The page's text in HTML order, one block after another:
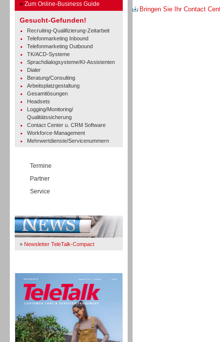
» Zum Online-Business Guide
Gesucht-Gefunden!
Recruiting-Qualifizierung-Zeitarbeit
Telefonmarketing Inbound
Telefonmarketing Outbound
TK/ACD-Systeme
Sprachdialogsysteme/KI-Assistenten
Dialer
Beratung/Consulting
Arbeitsplatzgestaltung
Gesamtlösungen
Headsets
Logging/Monitoring/
Qualitätssicherung
Contact Center u. CRM Software
Workforce-Management
Mehrwertdienste/Servicenummern
Termine
Partner
Service
» Newsletter TeleTalk-Compact
Bringen Sie Ihr Contact